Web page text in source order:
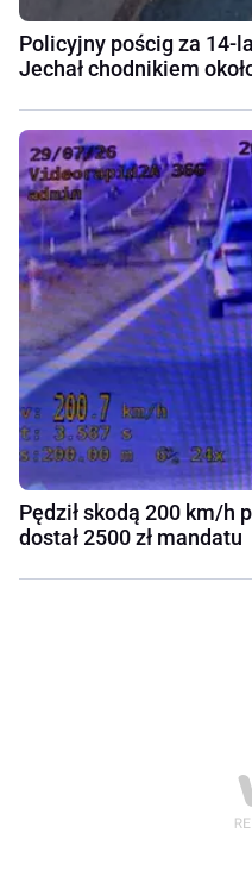
Policyjny pościg za 14-
Jechał chodnikiem
Pędził skodą 200 km/h
dostał 2500 zł mandatu